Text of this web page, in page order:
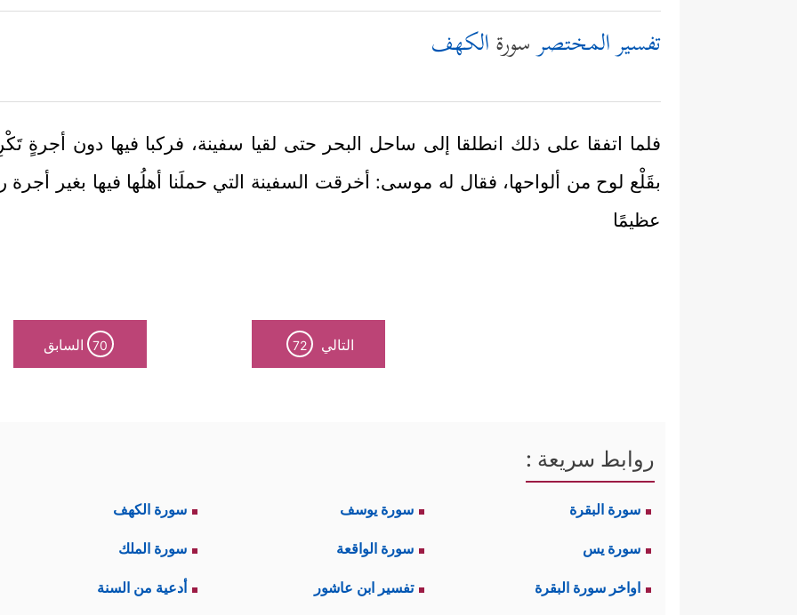
تفسير المختصرسورةالكهف
فلما اتفقا على ذلك انطلقا إلى ساحل البحر حتى لقيا سفينة، فركبا فيها دون أجرةٍ
بقَلْع لوح من ألواحها، فقال له موسى: أخرقت السفينة التي حملَنا أهلُها فيها بغير أجرة
عظيمًا
التالي 72
70 السابق
روابط سريعة :
سورة البقرة سورة يوسف سورة الكهف
سورة يس سورة الواقعة سورة الملك
اواخر سورة البقرة تفسير ابن عاشور أدعية من السنة